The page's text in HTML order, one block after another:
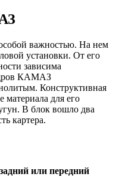
важностью. На нем
установки. От его
зависима
КАМАЗ
Конструктивная
материала для его
В блок вошло два
картера.
или передний